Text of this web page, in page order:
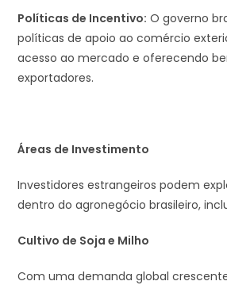
Políticas de Incentivo: O governo
políticas de apoio ao comércio
acesso ao mercado e oferecendo
exportadores.
Áreas de Investimento
Investidores estrangeiros podem
dentro do agronegócio brasileiro,
Cultivo de Soja e Milho
Com uma demanda global